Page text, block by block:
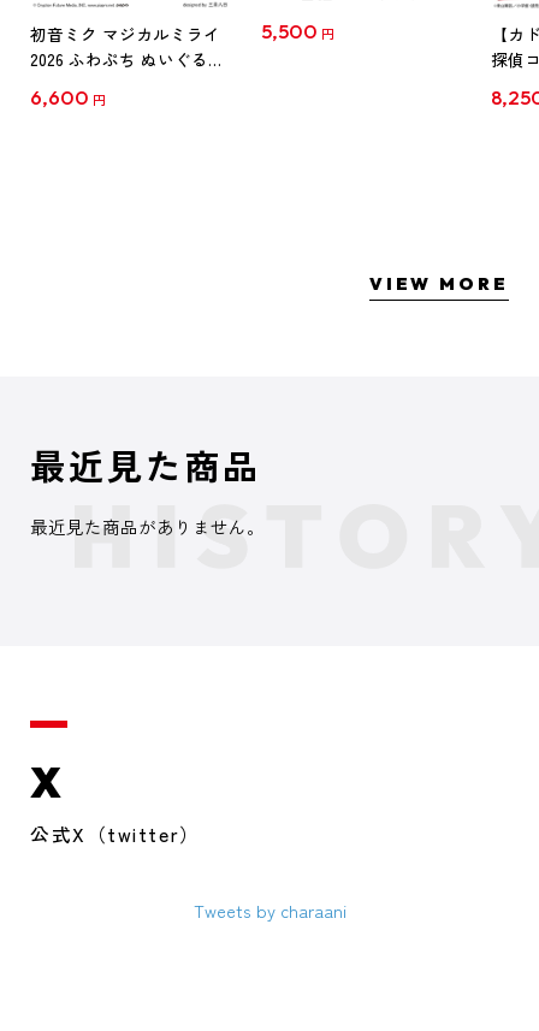
初音ミク マジカルミライ
2026 ふわぷち ぬいぐるみ
6,600 円
5,500 円
【カ
探偵
クリ
VIEW MORE
最近見た商品
最近見た商品がありません。
X
公式X（twitter）
Tweets by charaani